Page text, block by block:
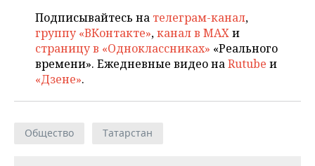
Подписывайтесь на телеграм-канал,
группу «ВКонтакте»,канал в MAXи
страницу в «Одноклассниках» «Реального
времени». Ежедневные видео наRutube и
«Дзене».
Общество Татарстан